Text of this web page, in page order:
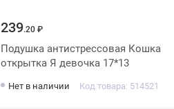
239.20 ₽
Подушка антистрессовая Кошка
открытка Я девочка 17*13
Нет в наличии Код товара: 514521